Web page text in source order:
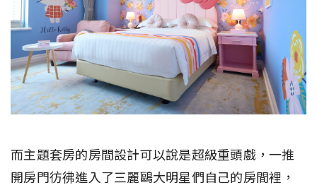
而主題套房的房間設計可以說是超級重頭戲，一推
開房門彷彿進入了三麗鷗大明星們自己的房間裡，